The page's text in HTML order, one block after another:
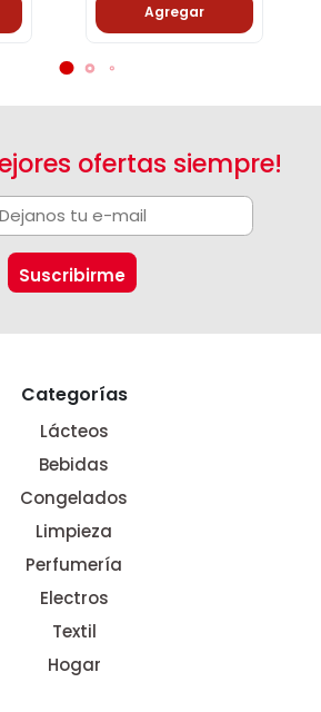
Agregar
ofertas siempre!
Categorías
Lácteos
Bebidas
Congelados
Limpieza
Perfumería
Electros
Textil
Hogar